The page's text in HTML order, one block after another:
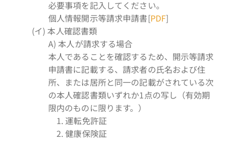
必要事項を記入してください。
個人情報開示等請求申請書[PDF]
(イ) 本人確認書類
A) 本人が請求する場合
本人であることを確認するため、開示等請求
申請書に記載する、請求者の氏名および住
所、または居所と同一の記載がされている次
の本人確認書類いずれか1点の写し（有効期
限内のものに限ります。）
1. 運転免許証
2. 健康保険証